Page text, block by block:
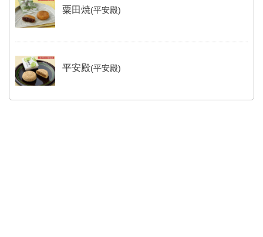
粟田焼(平安殿)
平安殿(平安殿)